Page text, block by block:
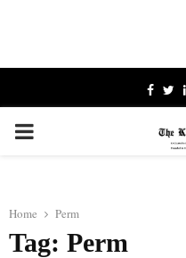
PRIMARY
Home Perm
Tag: Perm